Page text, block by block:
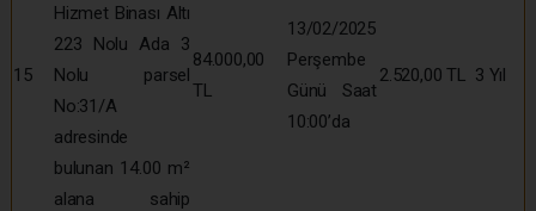
15
Hizmet Binası Altı
223 Nolu Ada 3
Nolu parsel
No:31/A
adresinde
bulunan 14.00 m²
alana sahip
84.000,00
TL
13/02/2025
Perşembe
Günü Saat
10:00’da
2.520,00 TL 3 Yıl